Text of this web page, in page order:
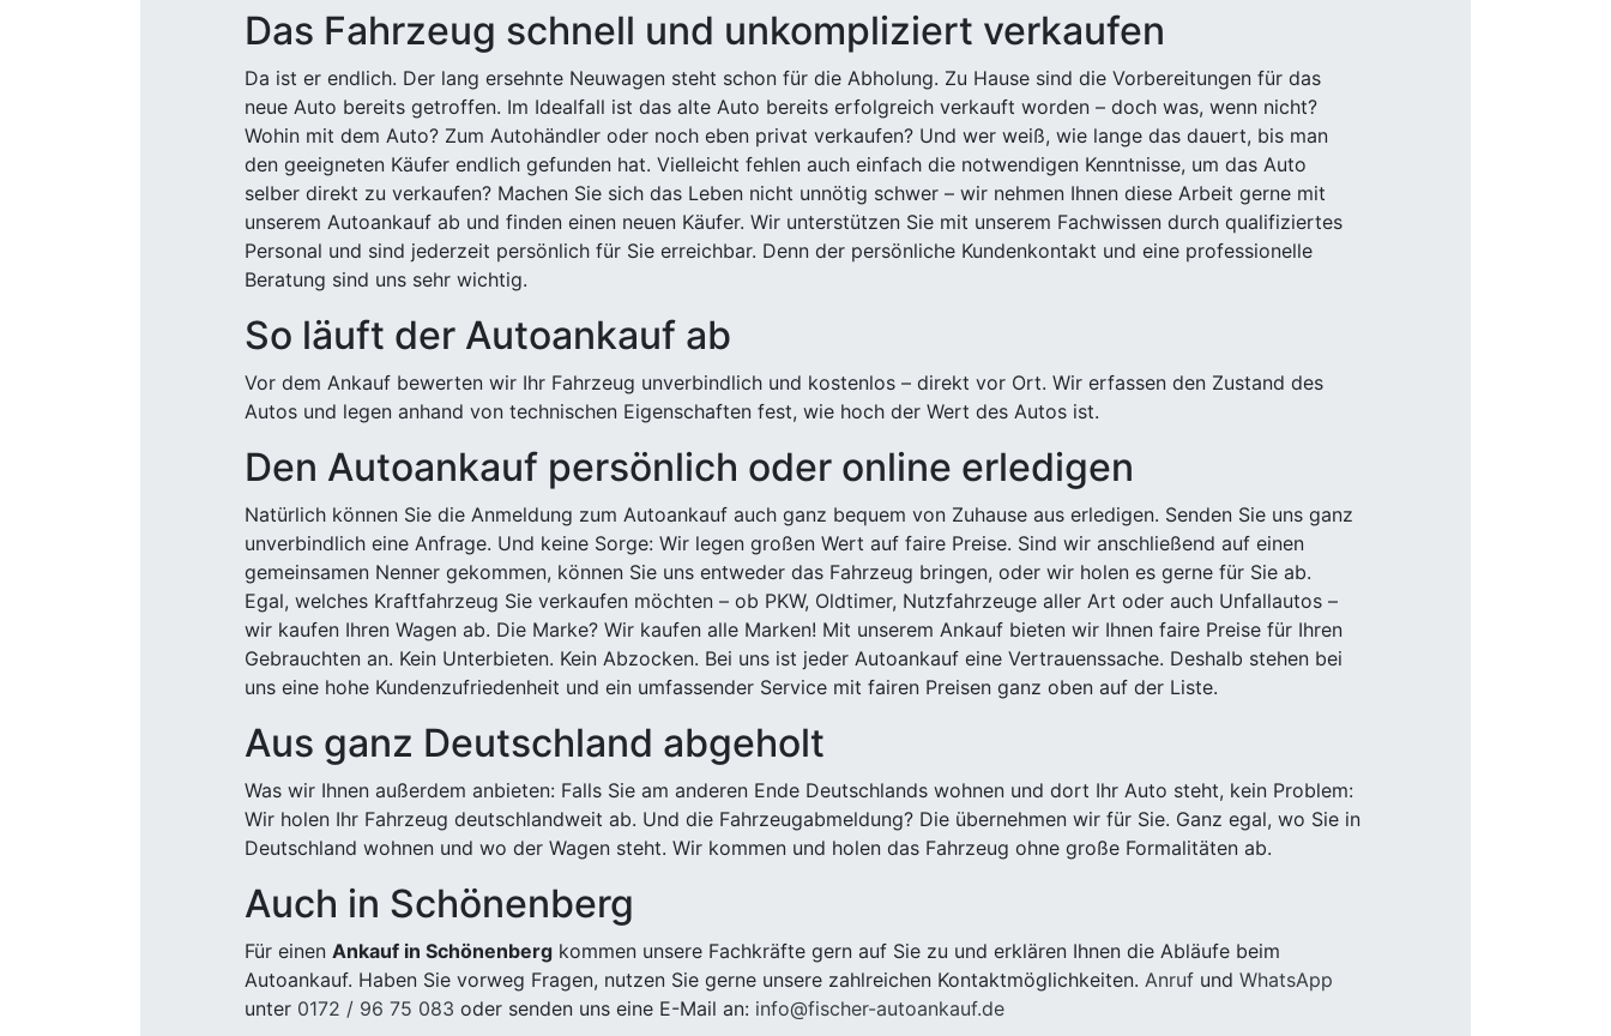
Das Fahrzeug schnell und unkompliziert verkaufen
Da ist er endlich. Der lang ersehnte Neuwagen steht schon für die Abholung. Zu Hause sind die Vorbereitungen für das
neue Auto bereits getroffen. Im Idealfall ist das alte Auto bereits erfolgreich verkauft worden – doch was, wenn nicht?
Wohin mit dem Auto? Zum Autohändler oder noch eben privat verkaufen? Und wer weiß, wie lange das dauert, bis man
den geeigneten Käufer endlich gefunden hat. Vielleicht fehlen auch einfach die notwendigen Kenntnisse, um das Auto
selber direkt zu verkaufen? Machen Sie sich das Leben nicht unnötig schwer – wir nehmen Ihnen diese Arbeit gerne mit
unserem Autoankauf ab und finden einen neuen Käufer. Wir unterstützen Sie mit unserem Fachwissen durch qualifiziertes
Personal und sind jederzeit persönlich für Sie erreichbar. Denn der persönliche Kundenkontakt und eine professionelle
Beratung sind uns sehr wichtig.
So läuft der Autoankauf ab
Vor dem Ankauf bewerten wir Ihr Fahrzeug unverbindlich und kostenlos – direkt vor Ort. Wir erfassen den Zustand des
Autos und legen anhand von technischen Eigenschaften fest, wie hoch der Wert des Autos ist.
Den Autoankauf persönlich oder online erledigen
Natürlich können Sie die Anmeldung zum Autoankauf auch ganz bequem von Zuhause aus erledigen. Senden Sie uns ganz
unverbindlich eine Anfrage. Und keine Sorge: Wir legen großen Wert auf faire Preise. Sind wir anschließend auf einen
gemeinsamen Nenner gekommen, können Sie uns entweder das Fahrzeug bringen, oder wir holen es gerne für Sie ab.
Egal, welches Kraftfahrzeug Sie verkaufen möchten – ob PKW, Oldtimer, Nutzfahrzeuge aller Art oder auch Unfallautos –
wir kaufen Ihren Wagen ab. Die Marke? Wir kaufen alle Marken! Mit unserem Ankauf bieten wir Ihnen faire Preise für Ihren
Gebrauchten an. Kein Unterbieten. Kein Abzocken. Bei uns ist jeder Autoankauf eine Vertrauenssache. Deshalb stehen bei
uns eine hohe Kundenzufriedenheit und ein umfassender Service mit fairen Preisen ganz oben auf der Liste.
Aus ganz Deutschland abgeholt
Was wir Ihnen außerdem anbieten: Falls Sie am anderen Ende Deutschlands wohnen und dort Ihr Auto steht, kein Problem:
Wir holen Ihr Fahrzeug deutschlandweit ab. Und die Fahrzeugabmeldung? Die übernehmen wir für Sie. Ganz egal, wo Sie in
Deutschland wohnen und wo der Wagen steht. Wir kommen und holen das Fahrzeug ohne große Formalitäten ab.
Auch in Schönenberg
Für einen Ankauf in Schönenberg kommen unsere Fachkräfte gern auf Sie zu und erklären Ihnen die Abläufe beim
Autoankauf. Haben Sie vorweg Fragen, nutzen Sie gerne unsere zahlreichen Kontaktmöglichkeiten. Anruf und WhatsApp
unter 0172 / 96 75 083 oder senden uns eine E-Mail an: info@fischer-autoankauf.de